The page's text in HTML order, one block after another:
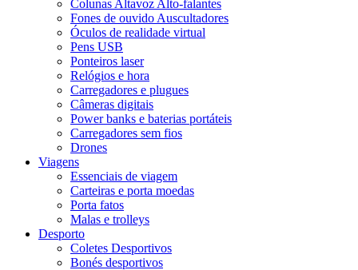
Colunas Altavoz Alto-falantes
Fones de ouvido Auscultadores
Óculos de realidade virtual
Pens USB
Ponteiros laser
Relógios e hora
Carregadores e plugues
Câmeras digitais
Power banks e baterias portáteis
Carregadores sem fios
Drones
Viagens
Essenciais de viagem
Carteiras e porta moedas
Porta fatos
Malas e trolleys
Desporto
Coletes Desportivos
Bonés desportivos